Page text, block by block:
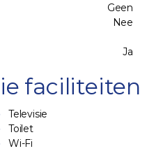
Geen
Nee
Ja
faciliteiten
Televisie
Toilet
Wi-Fi